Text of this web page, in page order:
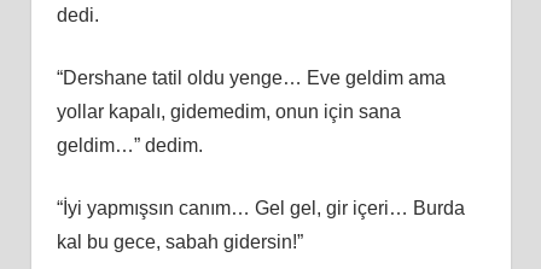
dedi.
“Dershane tatil oldu yenge… Eve geldim ama
yollar kapalı, gidemedim, onun için sana
geldim…” dedim.
“İyi yapmışsın canım… Gel gel, gir içeri… Burda
kal bu gece, sabah gidersin!”